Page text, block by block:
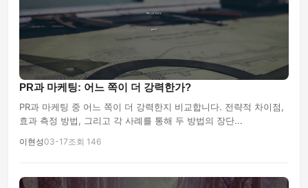
PR과 마케팅: 어느 쪽이 더 강력한가?
PR과 마케팅 중 어느 쪽이 더 강력한지 비교합니다. 전략적 차이점,
효과 측정 방법, 그리고 각 사례를 통해 두 방법의 장단...
이현성03-17조회 146